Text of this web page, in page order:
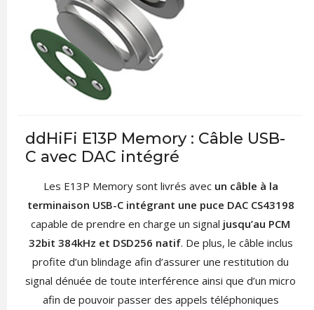
ddHiFi E13P Memory : Câble USB-
C avec DAC intégré
Les E13P Memory sont livrés avec un câble à la
terminaison USB-C intégrant une puce DAC CS43198
capable de prendre en charge un signal jusqu’au PCM
32bit 384kHz et DSD256 natif. De plus, le câble inclus
profite d’un blindage afin d’assurer une restitution du
signal dénuée de toute interférence ainsi que d’un micro
afin de pouvoir passer des appels téléphoniques